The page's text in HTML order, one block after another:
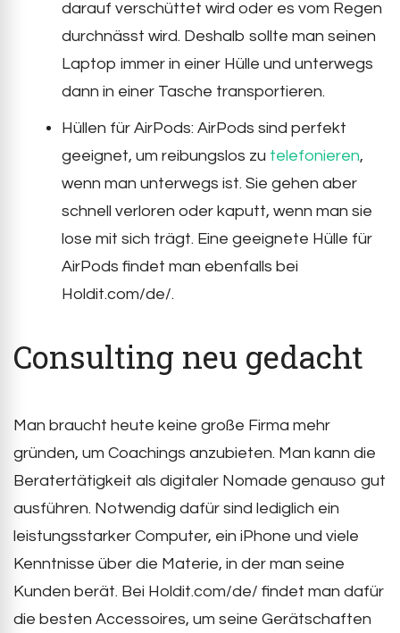
darauf verschüttet wird oder es vom Regen
durchnässt wird. Deshalb sollte man seinen
Laptop immer in einer Hülle und unterwegs
dann in einer Tasche transportieren.
Hüllen für AirPods: AirPods sind perfekt
geeignet, um reibungslos zu telefonieren,
wenn man unterwegs ist. Sie gehen aber
schnell verloren oder kaputt, wenn man sie
lose mit sich trägt. Eine geeignete Hülle für
AirPods findet man ebenfalls bei
Holdit.com/de/.
Consulting neu gedacht
Man braucht heute keine große Firma mehr
gründen, um Coachings anzubieten. Man kann die
Beratertätigkeit als digitaler Nomade genauso gut
ausführen. Notwendig dafür sind lediglich ein
leistungsstarker Computer, ein iPhone und viele
Kenntnisse über die Materie, in der man seine
Kunden berät. Bei Holdit.com/de/ findet man dafür
die besten Accessoires, um seine Gerätschaften